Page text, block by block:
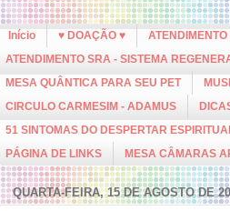
Início ♥ DOAÇÃO ♥
ATENDIMENTO SRA - SISTEMA
MESA QUÂNTICA PARA SEU PET
CIRCULO CARMESIM - ADAMUS
51 SINTOMAS DO DESPERTAR
PÁGINA DE LINKS
MESA CÂMARAS
QUARTA-FEIRA, 15 DE AGOSTO DE